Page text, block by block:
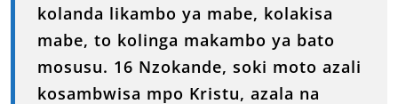
kolanda likambo ya mabe, kolakisa
mabe, to kolinga makambo ya bato
mosusu. 16 Nzokande, soki moto azali
kosambwisa mpo Kristu, azala na